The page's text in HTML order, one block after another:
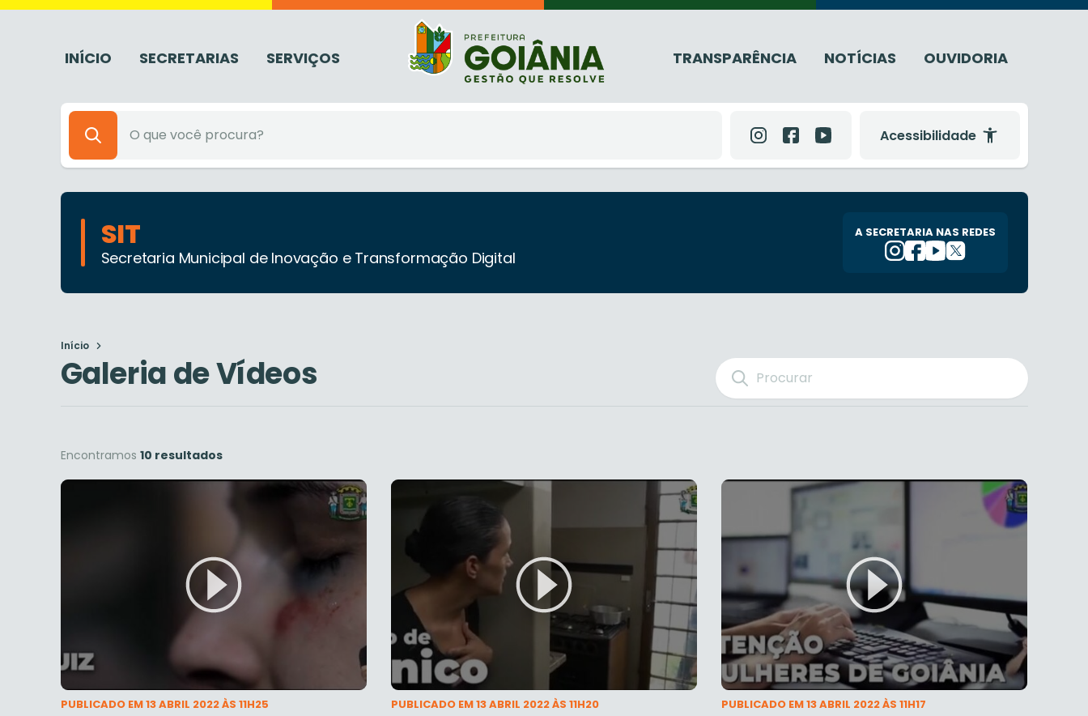
INÍCIO SECRETARIAS SERVIÇOS TRANSPARÊNCIA NOTÍCIAS OUVIDORIA
Acessibilidade
SIT
Secretaria Municipal de Inovação e Transformação Digital
A SECRETARIA NAS REDES
Início
Galeria de Vídeos
Encontramos 10 resultados
PUBLICADO EM 13 ABRIL 2022 ÀS 11H25 PUBLICADO EM 13 ABRIL 2022 ÀS 11H20 PUBLICADO EM 13 ABRIL 2022 ÀS 11H17